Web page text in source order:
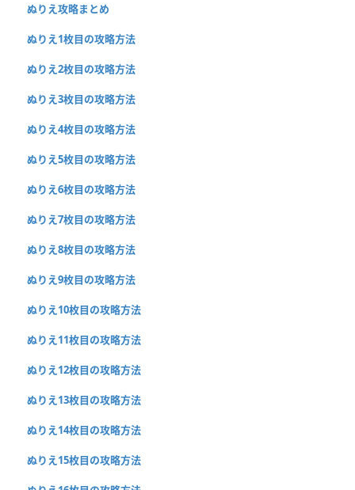
ぬりえ攻略まとめ
ぬりえ1枚目の攻略方法
ぬりえ2枚目の攻略方法
ぬりえ3枚目の攻略方法
ぬりえ4枚目の攻略方法
ぬりえ5枚目の攻略方法
ぬりえ6枚目の攻略方法
ぬりえ7枚目の攻略方法
ぬりえ8枚目の攻略方法
ぬりえ9枚目の攻略方法
ぬりえ10枚目の攻略方法
ぬりえ11枚目の攻略方法
ぬりえ12枚目の攻略方法
ぬりえ13枚目の攻略方法
ぬりえ14枚目の攻略方法
ぬりえ15枚目の攻略方法